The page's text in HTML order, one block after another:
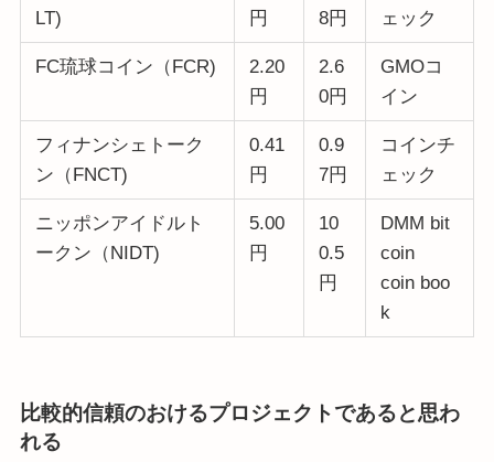
LT)
円
8円
ェック
FC琉球コイン（FCR)
2.20
円
2.6
0円
GMOコ
イン
フィナンシェトーク
ン（FNCT)
0.41
円
0.9
7円
コインチ
ェック
ニッポンアイドルト
ークン（NIDT)
5.00
円
10
0.5
円
DMM bit
coin
coin boo
k
比較的信頼のおけるプロジェクトであると思わ
れる